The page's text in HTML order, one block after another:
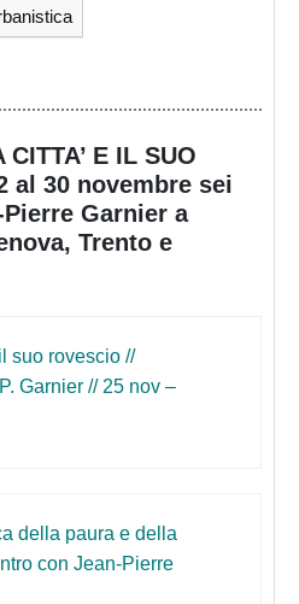
E IL SUO
al 30 novembre sei
Garnier a
Trento e
suo rovescio //
Garnier // 25 nov –
della paura e della
con Jean-Pierre